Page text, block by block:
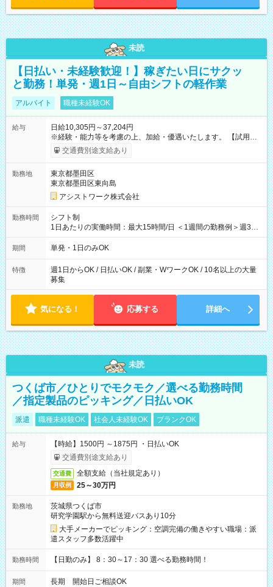
未読
【日払い・未経験歓迎！】稼ぎたい日にサクッ
と勤務！単発・週1日～自由シフトの軽作業
アルバイト 職種未経験OK
給与
日給10,305円～37,204円
※経験・能力等を考慮の上、加給・優遇いたします。 【試用期
間】試用期間なし
交通費別途支給あり
勤務地
東京都墨田区
東京都墨田区東向島
アシストワーク株式会社
勤務時間
シフト制
1日あたりの実働時間：最大15時間/日 ＜1週間の勤務例＞週3回
勤務 勤務：月・水・金 休み：火・木・土・日 好きな時にお仕事
可能です！ ※1日あたりの最大実働時間は日勤、夜勤共に勤務し
期間 単発・1日のみOK
特徴
週1日からOK / 日払いOK / 副業・WワークOK / 10名以上の大量
募集
気になる！ 応募する 詳細へ
未読
つくば市／ひとりでモクモク／選べる勤務時間
／指定製品のピッキング／日払いOK
派遣 職種未経験OK 社会人未経験OK ブランクOK
給与
【時給】1500円 ～1875円 ・日払いOK
交通費別途支給あり
交通費 全額支給（当社規定あり）
月収例 25～30万円
勤務地
茨城県つくば市
研究学園駅から無料送迎バスあり10分
大手メーカーでピッキング：空調完備の働きやすい職場：派
遣スタッフ多数活躍中
勤務時間 【日勤のみ】 8：30～17：30 選べる勤務時間！
期間 長期 開始日ご相談OK